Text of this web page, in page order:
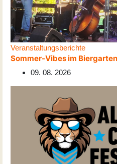
Veranstaltungsberichte
Sommer-Vibes im
09. 08. 2026